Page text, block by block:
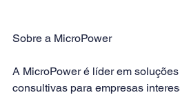
Sobre a MicroPower
A MicroPower é líder em
consultivas para empresas